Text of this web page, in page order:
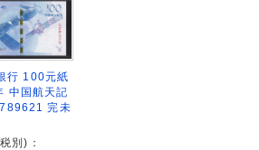
行 100元紙
中国航天記
完未
別)：